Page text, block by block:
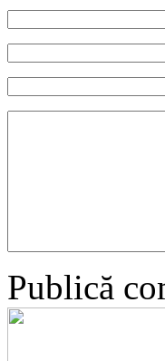
Publică